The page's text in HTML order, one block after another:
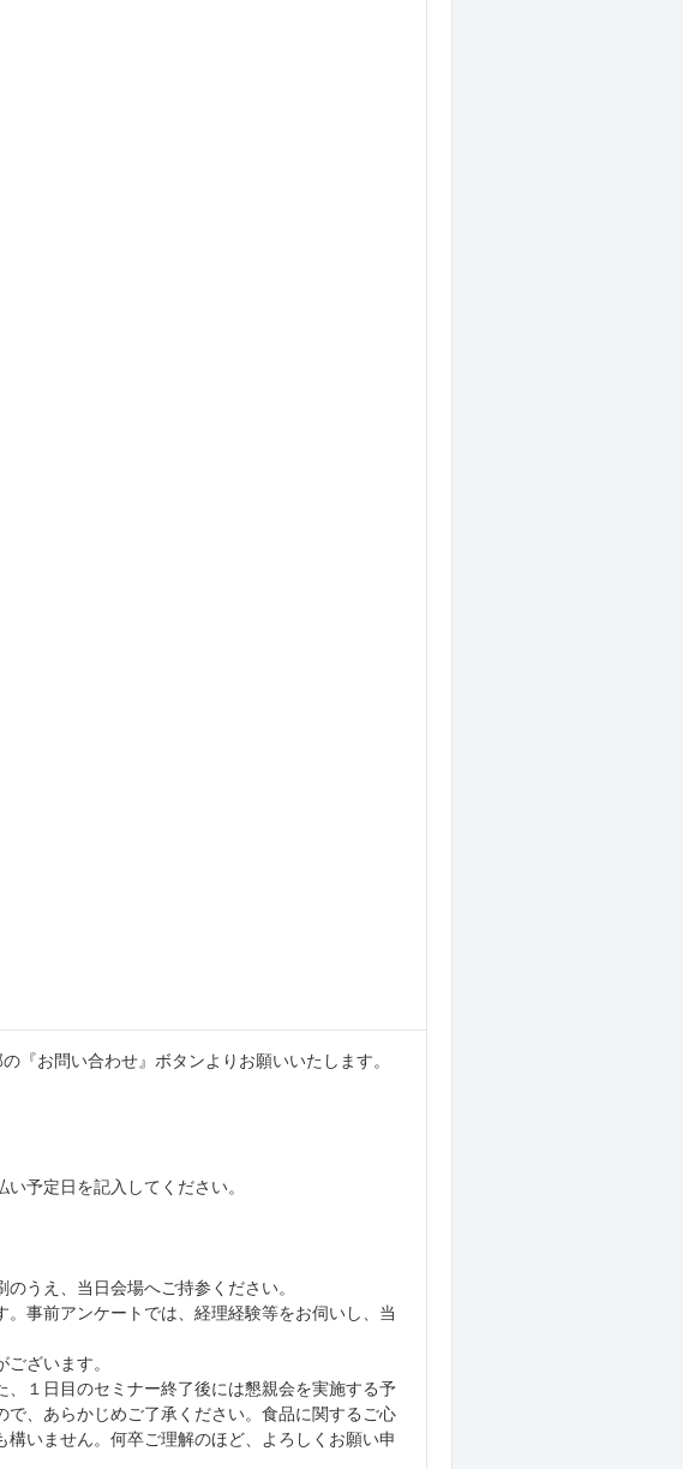
『お問い合わせ』ボタンよりお願いいたします。
予定日を記入してください。
うえ、当日会場へご持参ください。
事前アンケートでは、経理経験等をお伺いし、当
ざいます。
、１日目のセミナー終了後には懇親会を実施する予
、あらかじめご了承ください。食品に関するご心
いません。何卒ご理解のほど、よろしくお願い申